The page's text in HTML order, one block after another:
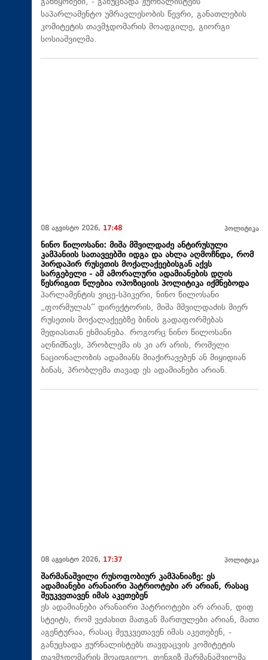
საპარლამენტო უმრავლესობის წევრი, განათლების
კომიტეტის თავმჯდომარის მოადგილე, გიორგი
სოსიაშვილმა.
08 აგვისტო 2026, 17:48 პოლიტიკა
ნინო წილოსანი: მიშა მშვილდაძე ანტირუსული
კამპანიის სათავეებში იდგა და ახლა აღმოჩნდა, რომ
პირდაპირ რუსეთის მოქალაქეებისგან აქვს
სარგებელი - ამ ამორალური ადამიანების დღის
წესრიგით წლებია ოპოზიციის პოლიტიკა იქმნებოდა
პარლამენტის ვიცე-სპიკერი, ნინო წილოსანი
„ფორმულას“ დირექტორის, მიშა მშვილდაძის მიერ
რუსეთის მოქალაქეებზე ბინის გადაფორმებას
მედიასთან ეხმიანება. როგორც ნინო წილოსანი
აღნიშნავს, პრობლემა ის კი არ არის, რომელი
ნაციონალობის ადამიანს მიაქირავებენ ან მიყიდიან
ბინას, პრობლემა თავად ეს ადამიანები არიან.
08 აგვისტო 2026, 17:37 პოლიტიკა
შარმანაშვილი რუსოფობიურ კამპანიაზე: ეს
ადამიანები არანაირი პატრიოტები არ არიან, რასაც
შეუკვეთავენ იმას აკეთებენ
ეს ადამიანები არანაირი პატრიოტები არ არიან, დიფ
სტეიტს, რომ ვეძახით მათგან მართულები არიან, მათი
აგენტურაა, რასაც შეუკვეთავენ იმას აკეთებენ, -
განუცხადა ჟურნალისტებს თავდაცვის კომიტეტის